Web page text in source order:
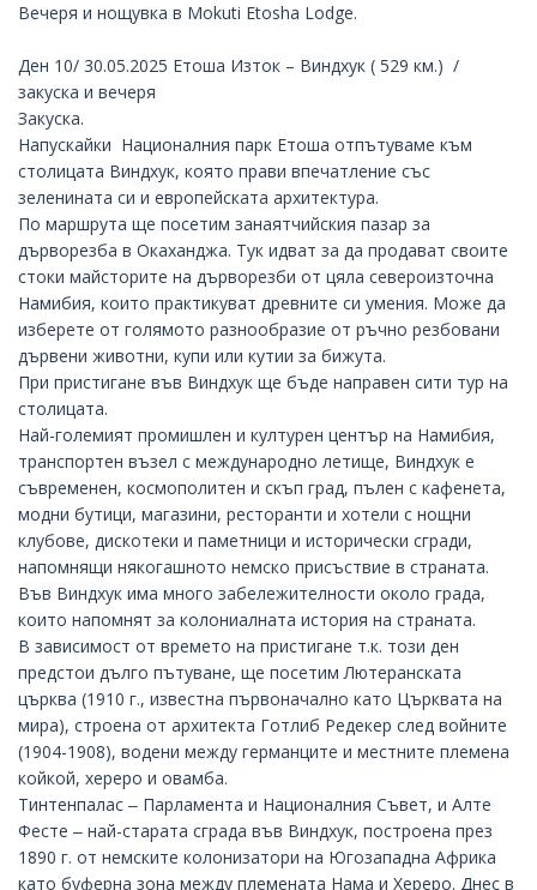
Вечеря и нощувка в Mokuti Etosha Lodge.
Ден 10/ 30.05.2025 Етоша Изток – Виндхук ( 529 км.) /
закуска и вечеря
Закуска.
Напускайки Националния парк Етоша отпътуваме към
столицата Виндхук, която прави впечатление със
зеленината си и европейската архитектура.
По маршрута ще посетим занаятчийския пазар за
дърворезба в Окаханджа. Тук идват за да продават своите
стоки майсторите на дърворезби от цяла североизточна
Намибия, които практикуват древните си умения. Може да
изберете от голямото разнообразие от ръчно резбовани
дървени животни, купи или кутии за бижута.
При пристигане във Виндхук ще бъде направен сити тур на
столицата.
Най-големият промишлен и културен център на Намибия,
транспортен възел с международно летище, Виндхук е
съвременен, космополитен и скъп град, пълен с кафенета,
модни бутици, магазини, ресторанти и хотели с нощни
клубове, дискотеки и паметници и исторически сгради,
напомнящи някогашното немско присъствие в страната.
Във Виндхук има много забележителности около града,
които напомнят за колониалната история на страната.
В зависимост от времето на пристигане т.к. този ден
предстои дълго пътуване, ще посетим Лютеранската
църква (1910 г., известна първоначално като Църквата на
мира), строена от архитекта Готлиб Редекер след войните
(1904-1908), водени между германците и местните племена
койкой, хереро и овамба.
Тинтенпалас ‒ Парламента и Националния Съвет, и Алте
Фесте ‒ най-старата сграда във Виндхук, построена през
1890 г. от немските колонизатори на Югозападна Африка
като буферна зона между племената Нама и Хереро. Днес в